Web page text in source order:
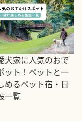
犬家に人気のおで
ット！ペットと一
めるペット宿・日
一覧